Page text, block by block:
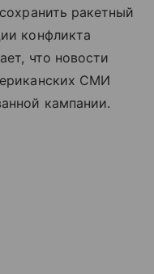
ракетный
конфликта
что новости
СМИ
кампании.